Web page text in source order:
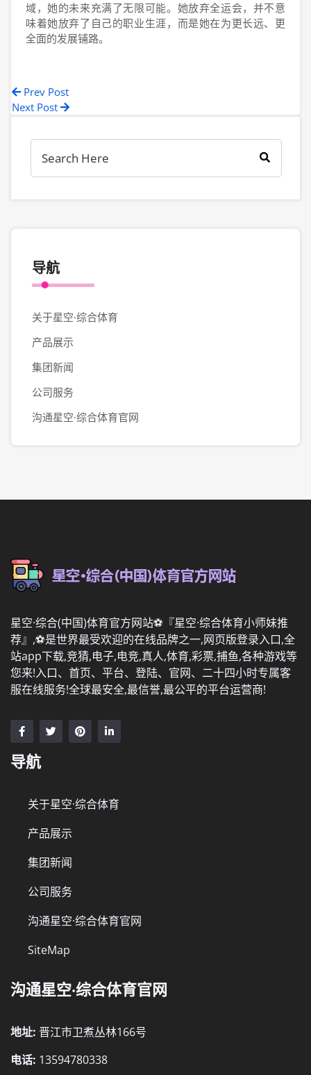
域，她的未来充满了无限可能。她放弃全运会，并不意
味着她放弃了自己的职业生涯，而是她在为更长远、更
全面的发展铺路。
Prev Post
Next Post
导航
关于星空·综合体育
产品展示
集团新闻
公司服务
沟通星空·综合体育官网
星空·综合(中国)体育官方网站⚽️『星空·综合体育小师妹推
荐』,⚽️是世界最受欢迎的在线品牌之一,网页版登录入口,全
站app下载,竞猜,电子,电竞,真人,体育,彩票,捕鱼,各种游戏等
您来!入口、首页、平台、登陆、官网、二十四小时专属客
服在线服务!全球最安全,最信誉,最公平的平台运营商!
导航
关于星空·综合体育
产品展示
集团新闻
公司服务
沟通星空·综合体育官网
SiteMap
沟通星空·综合体育官网
地址: 晋江市卫煮丛林166号
电话: 13594780338